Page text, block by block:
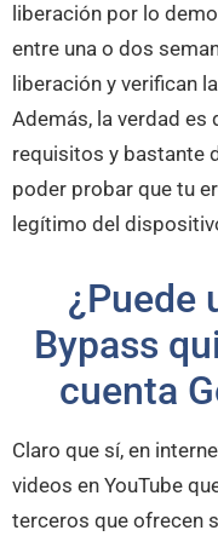
liberación por lo
entre una o dos
liberación y verifican
Además, la verdad es
requisitos y bastante
poder probar que tu
legítimo del
¿Puede
Bypass
cuenta
Claro que sí, en
videos en YouTube
terceros que ofrecen